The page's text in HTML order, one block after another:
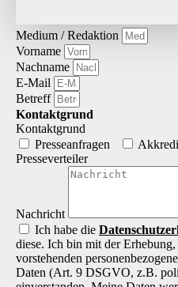
Medium / Redaktion
Vorname
Nachname
E-Mail
Betreff
Kontaktgrund
Kontaktgrund
Presseanfragen
Presseverteiler
Nachricht
Ich habe die
diese. Ich bin mit der
vorstehenden
Daten (Art. 9 DSGVO, z.B.